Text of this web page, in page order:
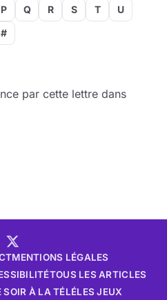
P Q R S T
U
#
par cette lettre dans
MENTIONS LÉGALES
TOUS LES ARTICLES
SOIR À LA TÉLÉLES JEUX